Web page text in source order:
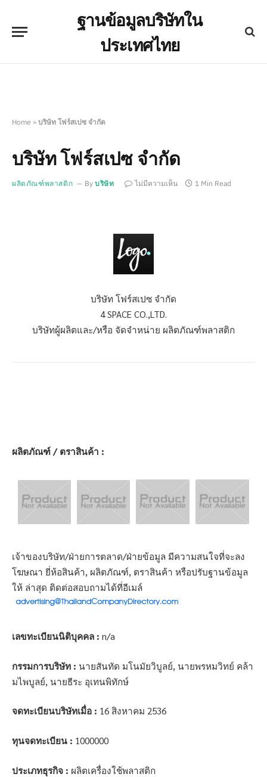
ฐานข้อมูลบริษัทใน
ประเทศไทย
Home » บริษัท โฟร์สเปซ จำกัด
บริษัท โฟร์สเปซ จำกัด
ผลิตภัณฑ์พลาสติก By บริษัท ไม่มีความเห็น 1 Min Read
บริษัท โฟร์สเปซ จำกัด
4 SPACE CO.,LTD.
บริษัทผู้ผลิตและ/หรือ จัดจำหน่าย ผลิตภัณฑ์พลาสติก
ผลิตภัณฑ์ / ตราสินค้า :
เจ้าของบริษัท/ฝ่ายการตลาด/ฝ่ายข้อมูล มีความสนใจที่จะลง
โฆษณา ยี่ห้อสินค้า, ผลิตภัณฑ์, ตราสินค้า หรือปรับฐานข้อมูล
ให้ ล่าสุด ติดต่อสอบถามได้ที่อีเมล์
เลขทะเบียนนิติบุคคล : n/a
กรรมการบริษัท : นายสันทัด มโนมัยวิบูลย์, นายพรหมวิทย์ คล้า
มไพบูลย์, นายธีระ อุเทนพิทักษ์
จดทะเบียนบริษัทเมื่อ : 16 สิงหาคม 2536
ทุนจดทะเบียน : 1000000
ประเภทธุรกิจ : ผลิตเครื่องใช้พลาสติก